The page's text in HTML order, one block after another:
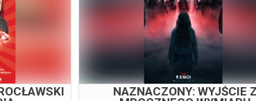
PSI PATROL I DINOZAURY